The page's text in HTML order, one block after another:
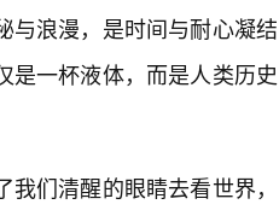
与浪漫，是时间与耐心凝结
是一杯液体，而是人类历史
们清醒的眼睛去看世界，